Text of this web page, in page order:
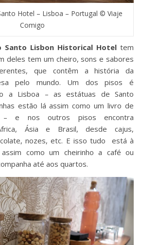
Hotel – Lisboa – Portugal © Viaje
Comigo
Santo Lisbon Historical Hotel tem
deles tem um cheiro, sons e sabores
que contêm a história da
pelo mundo. Um dos pisos é
a Lisboa – as estátuas de Santo
estão lá assim como um livro de
– e nos outros pisos encontra
Ásia e Brasil, desde cajus,
nozes, etc. E isso tudo está à
como um cheirinho a café ou
até aos quartos.